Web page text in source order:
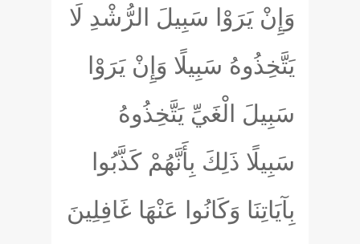
وَإِنْ يَرَوْا سَبِيلَ الرُّشْدِ لَا
يَتَّخِذُوهُ سَبِيلًا وَإِنْ يَرَوْا
سَبِيلَ الْغَيِّ يَتَّخِذُوهُ
سَبِيلًا ذَلِكَ بِأَنَّهُمْ كَذَّبُوا
بِآيَاتِنَا وَكَانُوا عَنْهَا غَافِلِينَ